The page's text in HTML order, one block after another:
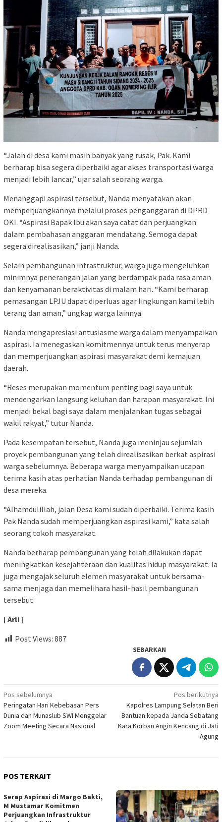
“Jalan di desa kami masih banyak yang rusak, Pak. Kami
berharap bisa segera diperbaiki agar akses transportasi warga
menjadi lebih lancar,” ujar salah seorang warga.
Menanggapi aspirasi tersebut, Nanda menyatakan akan
memperjuangkannya melalui proses penganggaran di DPRD
OKI. “Aspirasi Bapak Ibu akan saya catat dan perjuangkan
dalam pembahasan anggaran mendatang. Semoga dapat
segera direalisasikan,” janji Nanda.
Selain pembangunan infrastruktur, warga juga mengeluhkan
minimnya penerangan jalan yang berdampak pada rasa aman
dan kenyamanan beraktivitas di malam hari. “Kami berharap
pemasangan LPJU dapat diperluas agar lingkungan kami lebih
terang dan aman,” ungkap warga lainnya.
Nanda mengapresiasi antusiasme warga dalam menyampaikan
aspirasi. Ia menegaskan komitmennya untuk terus menyerap
dan memperjuangkan aspirasi masyarakat demi kemajuan
daerah.
“Reses merupakan momentum penting bagi saya untuk
mendengarkan langsung keluhan dan harapan masyarakat. Ini
menjadi bekal bagi saya dalam menjalankan tugas sebagai
wakil rakyat,” tutur Nanda.
Pada kesempatan tersebut, Nanda juga meninjau sejumlah
proyek pembangunan yang telah direalisasikan berkat aspirasi
warga sebelumnya. Beberapa warga menyampaikan ucapan
terima kasih atas perhatian Nanda terhadap pembangunan di
desa mereka.
“Alhamdulillah, jalan Desa kami sudah diperbaiki. Terima kasih
Pak Nanda sudah memperjuangkan aspirasi kami,” kata salah
seorang tokoh masyarakat.
Nanda berharap pembangunan yang telah dilakukan dapat
meningkatkan kesejahteraan dan kualitas hidup masyarakat. Ia
juga mengajak seluruh elemen masyarakat untuk bersama-
sama menjaga dan memelihara hasil-hasil pembangunan
tersebut.
[ Arli ]
Post Views: 887
SEBARKAN
Navigasi
pos
Pos sebelumnya
Peringatan Hari Kebebasan Pers
Dunia dan Munaslub SWI Menggelar
Zoom Meeting Secara Nasional
Pos berikutnya
Kapolres Lampung Selatan Beri
Bantuan kepada Janda Sebatang
Kara Korban Angin Kencang di Jati
Agung
POS TERKAIT
Serap Aspirasi di Margo Bakti,
M Mustamar Komitmen
Perjuangkan Infrastruktur